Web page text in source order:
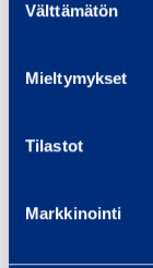
valinta
Välttämätön
Mieltymykset
Tilastot
Markkinointi